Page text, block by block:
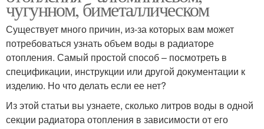
чугунном, биметаллическом
Существует много причин, из-за которых вам может
потребоваться узнать объем воды в радиаторе
отопления. Самый простой способ – посмотреть в
спецификации, инструкции или другой документации к
изделию. Но что делать если ее нет?
Из этой статьи вы узнаете, сколько литров воды в одной
секции радиатора отопления в зависимости от его